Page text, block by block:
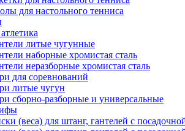
для настольного тенниса
литые чугунные
наборные хромистая сталь
неразборные хромистая сталь
для соревнований
литые чугун
сборно-разборные и универсальные
(веса) для штанг, гантелей с